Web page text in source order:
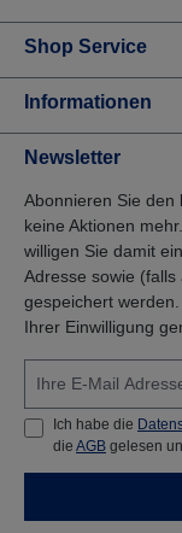
Shop Service
Informationen
Newsletter
Abonnieren Sie den
keine Aktionen
willigen Sie damit
Adresse sowie
gespeichert
Ihrer Einwilligung
Ich habe die
die AGB gelesen